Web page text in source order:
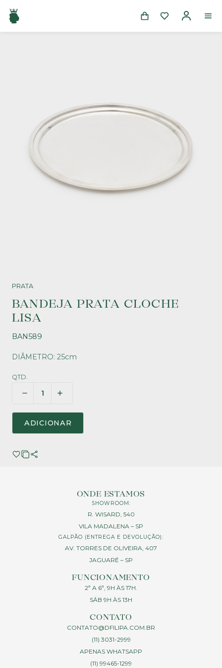
PRATA
BANDEJA PRATA CLOCHE
LISA
BAN589
DIÂMETRO: 25cm
QTD.
ADICIONAR
ONDE ESTAMOS
SHOWROOM:
R. WISARD, 540
VILA MADALENA – SP
GALPÃO (ENTREGA E DEVOLUÇÃO):
AV. TORRES DE OLIVEIRA, 407
JAGUARÉ – SP
FUNCIONAMENTO
2ª A 6ª, 9H ÀS 17H.
SÁB 9H ÀS 13H
CONTATO
CONTATO@DFILIPA.COM.BR
(11) 3031-2999
APENAS WHATSAPP
(11) 99465-1299